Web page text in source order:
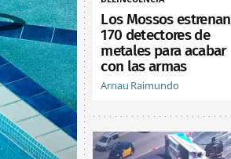
Los Mossos estrenan
170 detectores de
metales para acabar
con las armas
Arnau Raimundo